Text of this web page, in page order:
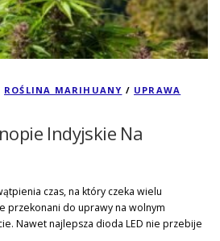
ROŚLINA MARIHUANY / UPRAWA
Indyjskie Na
czas, na który czeka wielu
przekonani do uprawy na wolnym
Nawet najlepsza dioda LED nie przebije